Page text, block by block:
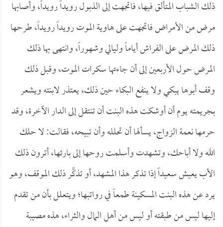
ذلك الشباب المتألق فيها، فاتجهت إلى الذبول رويداً رويداً، وأصابها
مرض من الأمراض فاتجهت على هاوية الموت رويداً رويداً، طرحها
ذلك المرض على الفراش أياماً وليالي وشهوراً، وانتهى بها ذلك
المرض حول الأربعين إلى أن جاءتها سكرات الموت، وقبل ذلك
وقف أبوها يبكي ولا ينفع البكاء حين ذلك، يعتذر لابنته ويشعر
بجريمته يوم أن أوشكت هذه البنت أن تنتقل إلى الدار الآخرة، وقد
حرمها نعمة الزواج، يسألها أن تحلله وأن تبيحه، فقالت: لا حلك
الله ولا أباحك، وتشهدت وأسلمت روحها إلى بارئها، أترون ذلك
الأب يعيش سعيداً إذا تذكر هذا المشهد، أو تذكَّر ذلك الموقف، وهو
يرد عن هذه البنت المسكينة طمعاً في رواتبها؛ ويتعلل بأن من تقدم
إليها ليس من طبقته أو ليس من أهل المال والثراء، هذه مصيبة